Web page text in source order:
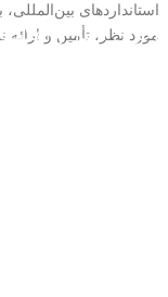
استانداردهای
مورد نظر، تأمین و ارائه
آخرین اخبار و